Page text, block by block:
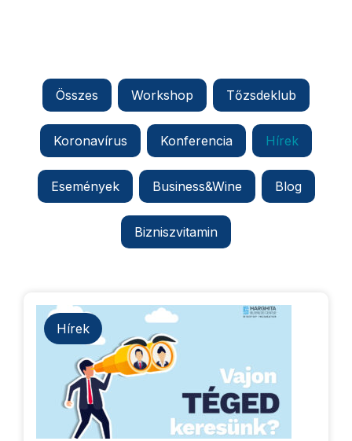
Összes Workshop Tőzsdeklub
Koronavírus Konferencia Hírek
Események Business&Wine Blog
Bizniszvitamin
Hírek